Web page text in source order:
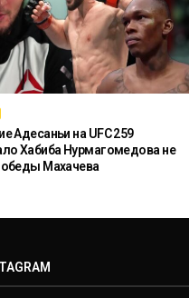
Адесаньи на UFC 259
Хабиба Нурмагомедова не
Махачева